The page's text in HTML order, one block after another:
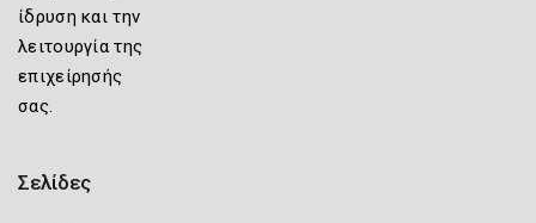
ίδρυση και την
λειτουργία της
επιχείρησής
σας.
Σελίδες